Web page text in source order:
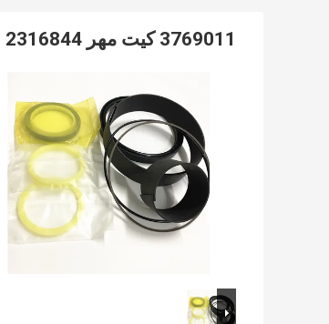
3769011 کیت مهر 2316844 3249485 3764331 2478998 2667891 4560204 2478868